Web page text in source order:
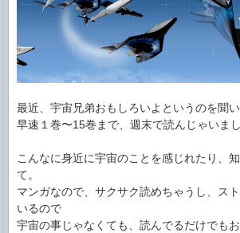
最近、宇宙兄弟おもしろいよというのを聞
早速１巻〜15巻まで、週末で読んじゃいま
こんなに身近に宇宙のことを感じれたり、
て。
マンガなので、サクサク読めちゃうし、ス
いるので
宇宙の事じゃなくても、読んでるだけでもお